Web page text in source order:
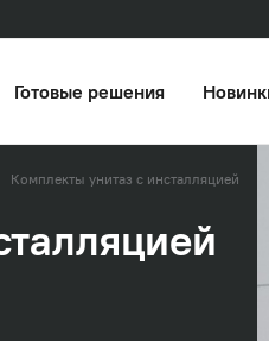
Готовые решения
Комплекты унитаз с инсталляцией